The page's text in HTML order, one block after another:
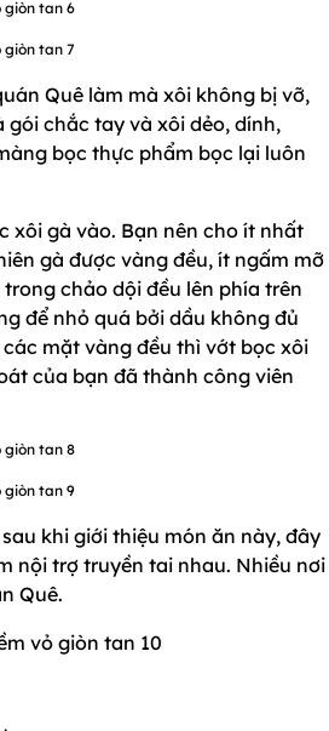
Quê làm mà xôi không bị vỡ,
chắc tay và xôi dẻo, dính,
bọc thực phẩm bọc lại luôn
xôi gà vào. Bạn nên cho ít nhất
gà được vàng đều, ít ngấm mỡ
chảo dội đều lên phía trên
để nhỏ quá bởi dầu không đủ
mặt vàng đều thì vớt bọc xôi
của bạn đã thành công viên
khi giới thiệu món ăn này, đây
nội trợ truyền tai nhau. Nhiều nơi
Quê.